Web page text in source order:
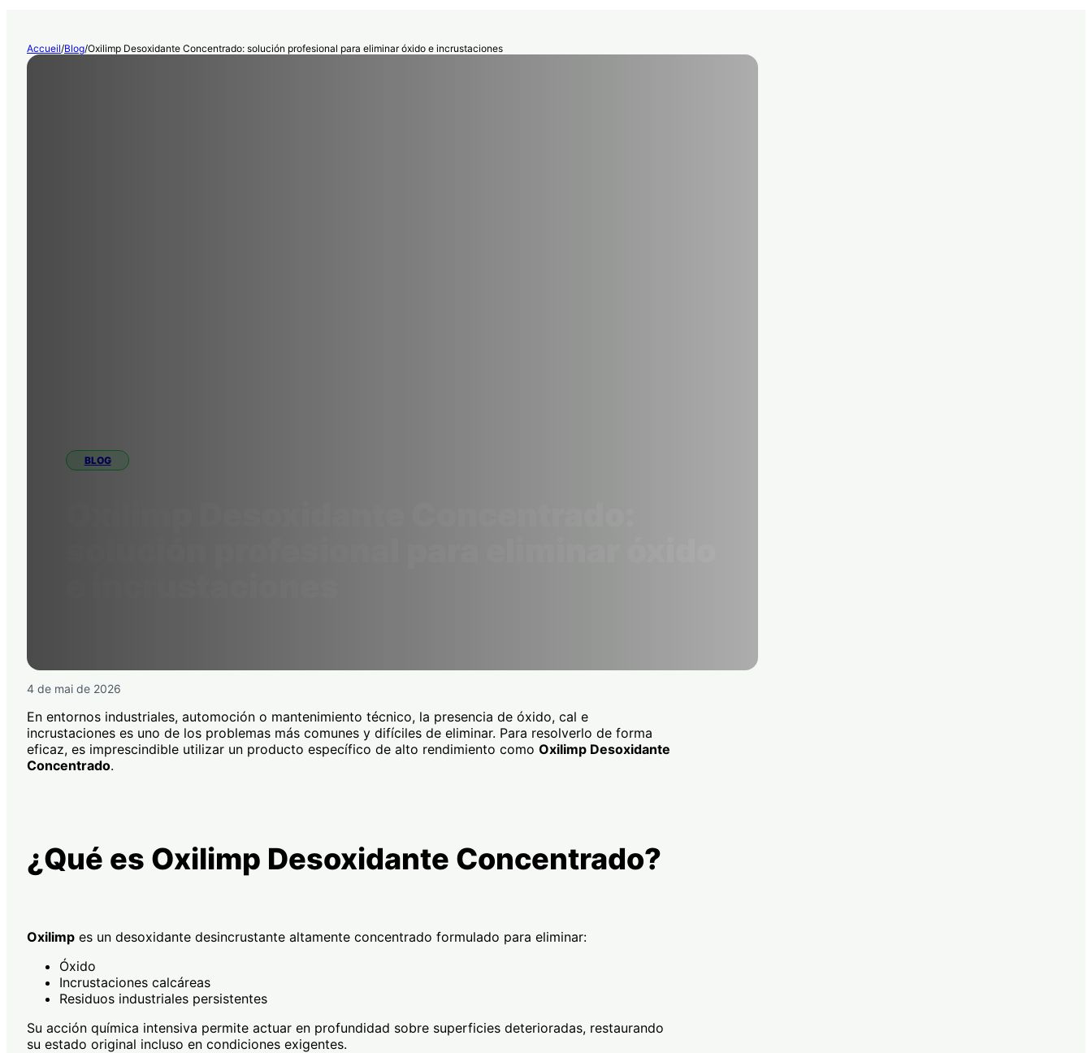
Accueil/Blog/Oxilimp Desoxidante Concentrado: solución profesional para eliminar óxido e incrustaciones
BLOG
4 de mai de 2026
En entornos industriales, automoción o mantenimiento técnico, la presencia de óxido, cal e
incrustaciones es uno de los problemas más comunes y difíciles de eliminar. Para resolverlo de forma
eficaz, es imprescindible utilizar un producto específico de alto rendimiento como Oxilimp Desoxidante
Concentrado.
¿Qué es Oxilimp Desoxidante Concentrado?
Oxilimp es un desoxidante desincrustante altamente concentrado formulado para eliminar:
Óxido
Incrustaciones calcáreas
Residuos industriales persistentes
Su acción química intensiva permite actuar en profundidad sobre superficies deterioradas, restaurando
su estado original incluso en condiciones exigentes.